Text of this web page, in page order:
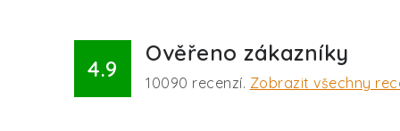
4.9
Ověřeno zákazníky
10090 recenzí. Zobrazit všechny